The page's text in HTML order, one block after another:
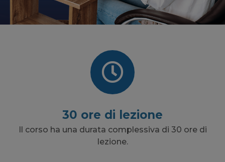
30 ore di lezione
Il corso ha una durata complessiva di 30 ore di
lezione.